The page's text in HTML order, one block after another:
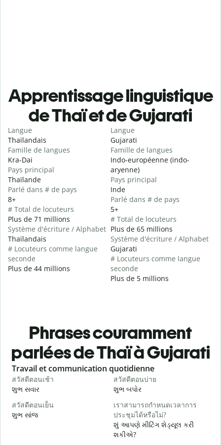
Apprentissage linguistique
de Thaï et de Gujarati
Langue
Thaïlandais
Famille de langues
Kra-Dai
Pays principal
Thaïlande
Parlé dans # de pays
8+
# Total de locuteurs
Plus de 71 millions
Système d'écriture / Alphabet
Thaïlandais
# Locuteurs comme langue
seconde
Plus de 44 millions
Langue
Gujarati
Famille de langues
Indo-européenne (indo-
aryenne)
Pays principal
Inde
Parlé dans # de pays
5+
# Total de locuteurs
Plus de 65 millions
Système d'écriture / Alphabet
Gujarati
# Locuteurs comme langue
seconde
Plus de 5 millions
Phrases couramment
parlées de Thaï à Gujarati
Slide 1 of 6
Travail et communication quotidienne
สวัสดีตอนเช้า
શુભ સવાર
สวัสดีตอนบ่าย
શુભ બપોર
สวัสดีตอนเย็น
શુભ સાંજ
เราสามารถกำหนดเวลาการ
ประชุมได้หรือไม่?
શું આપણે મીટિંગ શેડ્યૂલ કરી
શકીએ?